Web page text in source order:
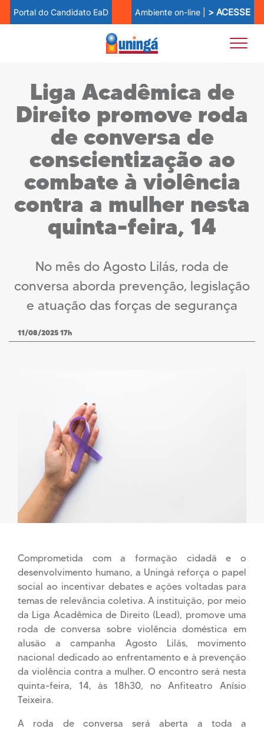
Portal do Candidato EaD Ambiente on-line | > ACESSE
Liga Acadêmica de
Direito promove roda
de conversa de
conscientização ao
combate à violência
contra a mulher nesta
quinta-feira, 14
No mês do Agosto Lilás, roda de
conversa aborda prevenção, legislação
e atuação das forças de segurança
11/08/2025 17h
Comprometida com a formação cidadã e o
desenvolvimento humano, a Uningá reforça o papel
social ao incentivar debates e ações voltadas para
temas de relevância coletiva. A instituição, por meio
da Liga Acadêmica de Direito (Lead), promove uma
roda de conversa sobre violência doméstica em
alusão a campanha Agosto Lilás, movimento
nacional dedicado ao enfrentamento e à prevenção
da violência contra a mulher. O encontro será nesta
quinta-feira, 14, às 18h30, no Anfiteatro Anísio
Teixeira.
A roda de conversa será aberta a toda a